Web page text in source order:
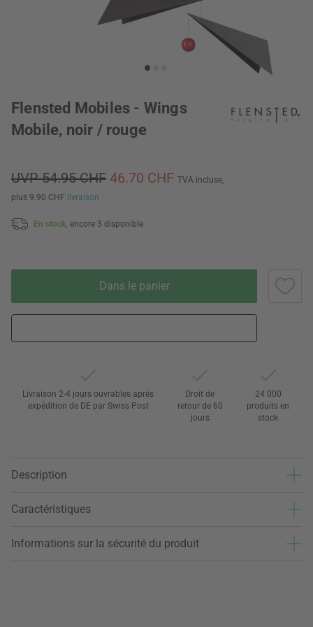
Flensted Mobiles - Wings
Mobile, noir / rouge
UVP 54.95 CHF 46.70 CHF TVA incluse,
plus 9.90 CHF livraison
En stock, encore 3 disponible
Dans le panier
Livraison 2-4 jours ouvrables après
expédition de DE par Swiss Post
Droit de
retour de 60
jours
24 000
produits en
stock
Description
Caractéristiques
Informations sur la sécurité du produit